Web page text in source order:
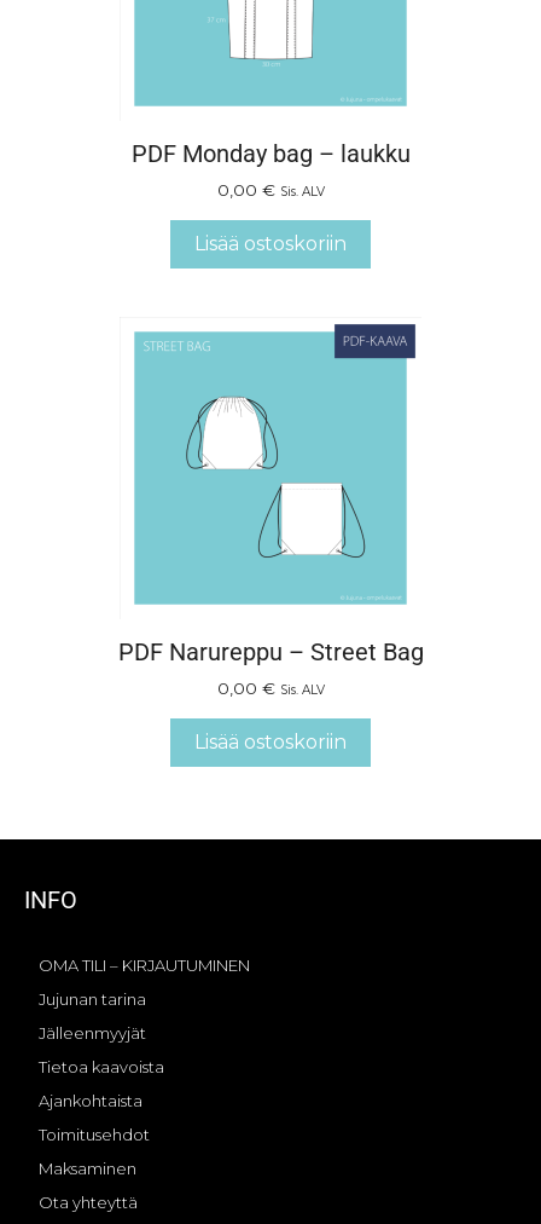
PDF Monday bag – laukku
0,00 € Sis. ALV
Lisää ostoskoriin
PDF Narureppu – Street Bag
0,00 € Sis. ALV
Lisää ostoskoriin
INFO
OMA TILI – KIRJAUTUMINEN
Jujunan tarina
Jälleenmyyjät
Tietoa kaavoista
Ajankohtaista
Toimitusehdot
Maksaminen
Ota yhteyttä